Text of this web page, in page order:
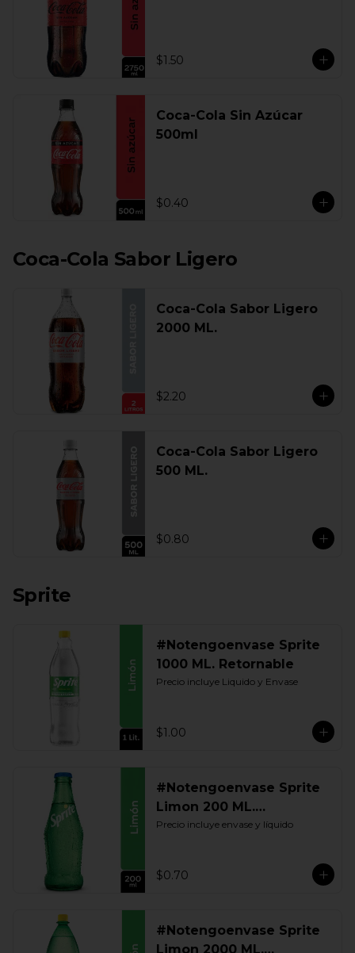
$1.50
Coca-Cola Sin Azúcar
500ml
$0.40
Coca-Cola Sabor Ligero
Coca-Cola Sabor Ligero
2000 ML.
$2.20
Coca-Cola Sabor Ligero
500 ML.
$0.80
Sprite
#Notengoenvase Sprite
1000 ML. Retornable
Precio incluye Liquido y Envase
$1.00
#Notengoenvase Sprite
Limon 200 ML.
Retornable
Precio incluye envase y líquido
$0.70
#Notengoenvase Sprite
Limon 2000 ML.